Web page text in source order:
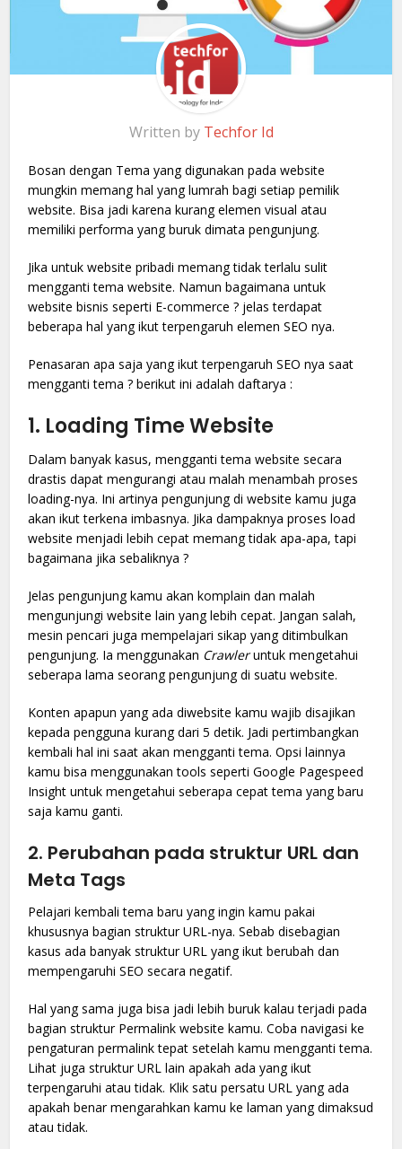
Written by Techfor Id
Bosan dengan Tema yang digunakan pada website
mungkin memang hal yang lumrah bagi setiap pemilik
website. Bisa jadi karena kurang elemen visual atau
memiliki performa yang buruk dimata pengunjung.
Jika untuk website pribadi memang tidak terlalu sulit
mengganti tema website. Namun bagaimana untuk
website bisnis seperti E-commerce ? jelas terdapat
beberapa hal yang ikut terpengaruh elemen SEO nya.
Penasaran apa saja yang ikut terpengaruh SEO nya saat
mengganti tema ? berikut ini adalah daftarya :
1. Loading Time Website
Dalam banyak kasus, mengganti tema website secara
drastis dapat mengurangi atau malah menambah proses
loading-nya. Ini artinya pengunjung di website kamu juga
akan ikut terkena imbasnya. Jika dampaknya proses load
website menjadi lebih cepat memang tidak apa-apa, tapi
bagaimana jika sebaliknya ?
Jelas pengunjung kamu akan komplain dan malah
mengunjungi website lain yang lebih cepat. Jangan salah,
mesin pencari juga mempelajari sikap yang ditimbulkan
pengunjung. Ia menggunakan Crawleruntuk mengetahui
seberapa lama seorang pengunjung di suatu website.
Konten apapun yang ada diwebsite kamu wajib disajikan
kepada pengguna kurang dari 5 detik. Jadi pertimbangkan
kembali hal ini saat akan mengganti tema. Opsi lainnya
kamu bisa menggunakan tools seperti Google Pagespeed
Insight untuk mengetahui seberapa cepat tema yang baru
saja kamu ganti.
2. Perubahan pada struktur URL dan
Meta Tags
Pelajari kembali tema baru yang ingin kamu pakai
khususnya bagian struktur URL-nya. Sebab disebagian
kasus ada banyak struktur URL yang ikut berubah dan
mempengaruhi SEO secara negatif.
Hal yang sama juga bisa jadi lebih buruk kalau terjadi pada
bagian struktur Permalink website kamu. Coba navigasi ke
pengaturan permalink tepat setelah kamu mengganti tema.
Lihat juga struktur URL lain apakah ada yang ikut
terpengaruhi atau tidak. Klik satu persatu URL yang ada
apakah benar mengarahkan kamu ke laman yang dimaksud
atau tidak.